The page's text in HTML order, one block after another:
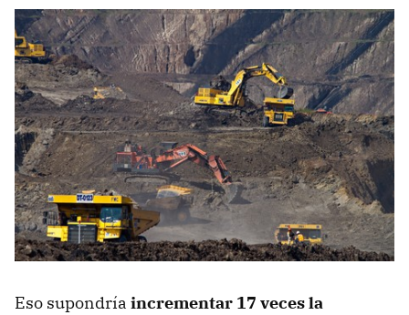
Eso supondría incrementar 17 veces la